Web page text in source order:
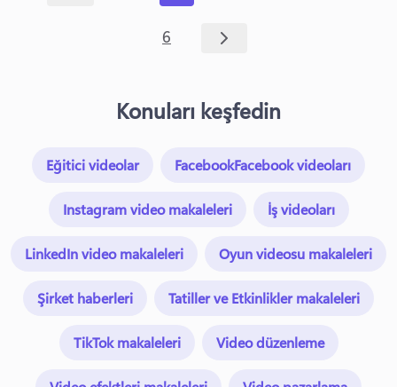
6
Konuları keşfedin
Eğitici videolar FacebookFacebook videoları
Instagram video makaleleri İş videoları
LinkedIn video makaleleri Oyun videosu makaleleri
Şirket haberleri Tatiller ve Etkinlikler makaleleri
TikTok makaleleri Video düzenleme